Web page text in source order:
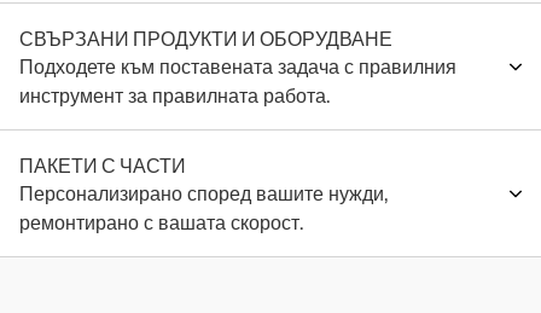
СВЪРЗАНИ ПРОДУКТИ И ОБОРУДВАНЕ
Подходете към поставената задача с правилния
инструмент за правилната работа.
ПАКЕТИ С ЧАСТИ
Персонализирано според вашите нужди,
ремонтирано с вашата скорост.